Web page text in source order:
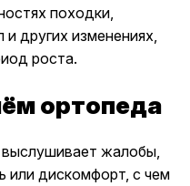
походки,
других изменениях,
роста.
ортопеда
выслушивает жалобы,
или дискомфорт, с чем